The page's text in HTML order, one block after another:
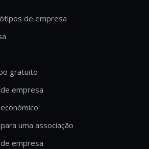
de empresa
gratuito
empresa
uma associação
empresa